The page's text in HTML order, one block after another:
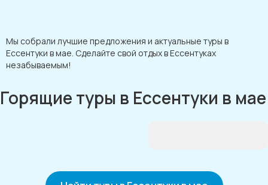
Мы собрали лучшие предложения и актуальные туры в
Ессентуки в мае. Сделайте свой отдых в Ессентуках
незабываемым!
Горящие туры в Ессентуки в мае